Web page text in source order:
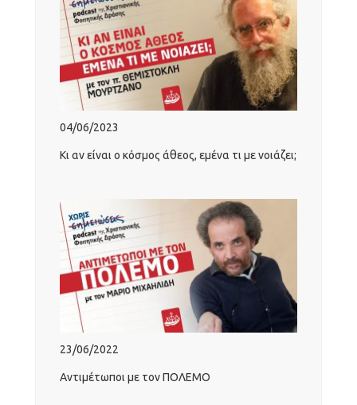
04/06/2023
Κι αν είναι ο κόσμος άθεος, εμένα τι με νοιάζει;
23/06/2022
Αντιμέτωποι με τον ΠΟΛΕΜΟ